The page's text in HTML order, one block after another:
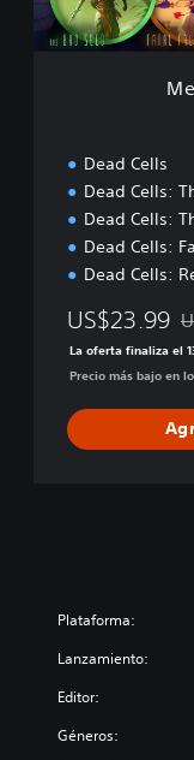
Dead Cells
Dead Cells:
Dead Cells:
Dead Cells:
Dead Cells:
US$23.99
La oferta finaliza el
Precio más bajo en
Plataforma:
Lanzamiento:
Editor:
Géneros: